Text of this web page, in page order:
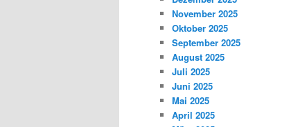
November 2025
Oktober 2025
September 2025
August 2025
Juli 2025
Juni 2025
Mai 2025
April 2025